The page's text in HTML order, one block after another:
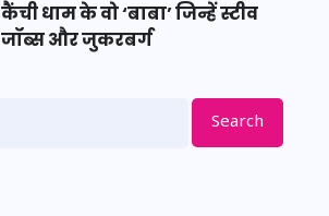
कैंची धाम के वो ‘बाबा’ जिन्हें स्टीव
जॉब्स और जुकरबर्ग
Search